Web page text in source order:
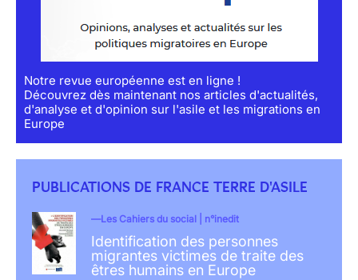
Notre revue européenne est en ligne !
Découvrez dès maintenant nos articles d'actualités,
d'analyse et d'opinion sur l'asile et les migrations en
Europe
PUBLICATIONS DE FRANCE TERRE D'ASILE
Les Cahiers du social | n°inedit
Identification des personnes
migrantes victimes de traite des
êtres humains en Europe